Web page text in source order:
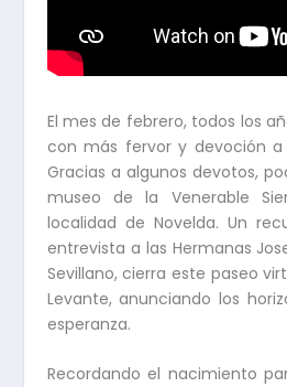
El mes de febrero, todos los
con más fervor y devoción a
Gracias a algunos devotos,
museo de la Venerable
localidad de Novelda. Un
entrevista a las Hermanas
Sevillano, cierra este paseo
Levante, anunciando los
esperanza.
Recordando el nacimiento